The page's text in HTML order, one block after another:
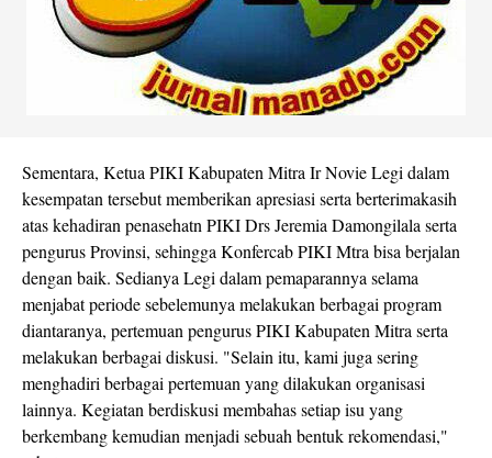
Sementara, Ketua PIKI Kabupaten Mitra Ir Novie Legi dalam
kesempatan tersebut memberikan apresiasi serta berterimakasih
atas kehadiran penasehatn PIKI Drs Jeremia Damongilala serta
pengurus Provinsi, sehingga Konfercab PIKI Mtra bisa berjalan
dengan baik. Sedianya Legi dalam pemaparannya selama
menjabat periode sebelemunya melakukan berbagai program
diantaranya, pertemuan pengurus PIKI Kabupaten Mitra serta
melakukan berbagai diskusi. "Selain itu, kami juga sering
menghadiri berbagai pertemuan yang dilakukan organisasi
lainnya. Kegiatan berdiskusi membahas setiap isu yang
berkembang kemudian menjadi sebuah bentuk rekomendasi,"